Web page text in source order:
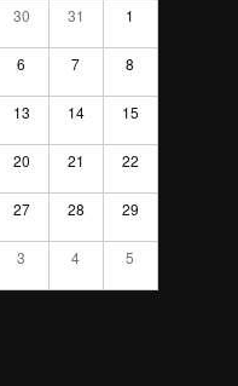
30 31 1
6 7 8
13 14 15
20 21 22
27 28 29
3 4 5